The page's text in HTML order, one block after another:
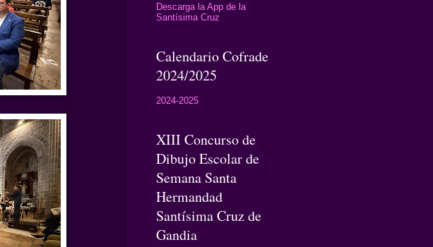
Descarga la App de la
Santísima Cruz
Calendario Cofrade
2024/2025
2024-2025
XIII Concurso de
Dibujo Escolar de
Semana Santa
Hermandad
Santísima Cruz de
Gandia